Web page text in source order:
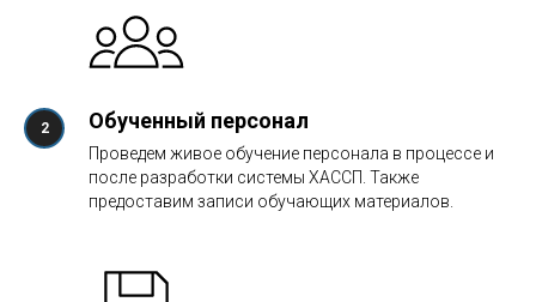
Обученный персонал
Проведем живое обучение персонала в процессе и
после разработки системы ХАССП. Также
предоставим записи обучающих материалов.